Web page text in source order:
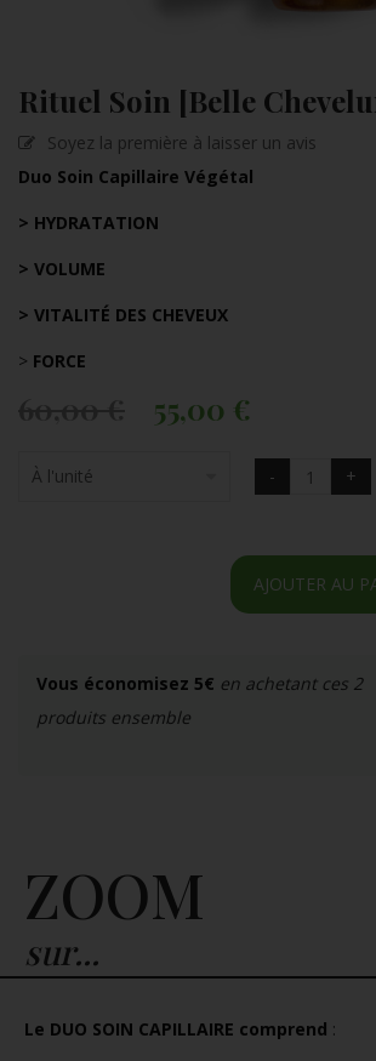
Rituel Soin [Belle
Soyez la première à laisser un avis
Duo Soin Capillaire Végétal
> HYDRATATION
> VOLUME
> VITALITÉ DES CHEVEUX
> FORCE
55,00 €
AJOUTER AU
Vous économisez 5€ en achetant ces 2
produits ensemble
ZOOM
sur...
Le DUO SOIN CAPILLAIRE comprend :